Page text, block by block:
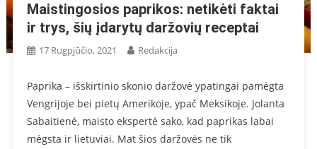
Maistingosios paprikos: netikėti faktai
ir trys, šių įdarytų daržovių receptai
17 Rugpjūčio, 2021 Redakcija
Paprika – išskirtinio skonio daržovė ypatingai pamėgta
Vengrijoje bei pietų Amerikoje, ypač Meksikoje. Jolanta
Sabaitienė, maisto ekspertė sako, kad paprikas labai
mėgsta ir lietuviai. Mat šios daržovės ne tik